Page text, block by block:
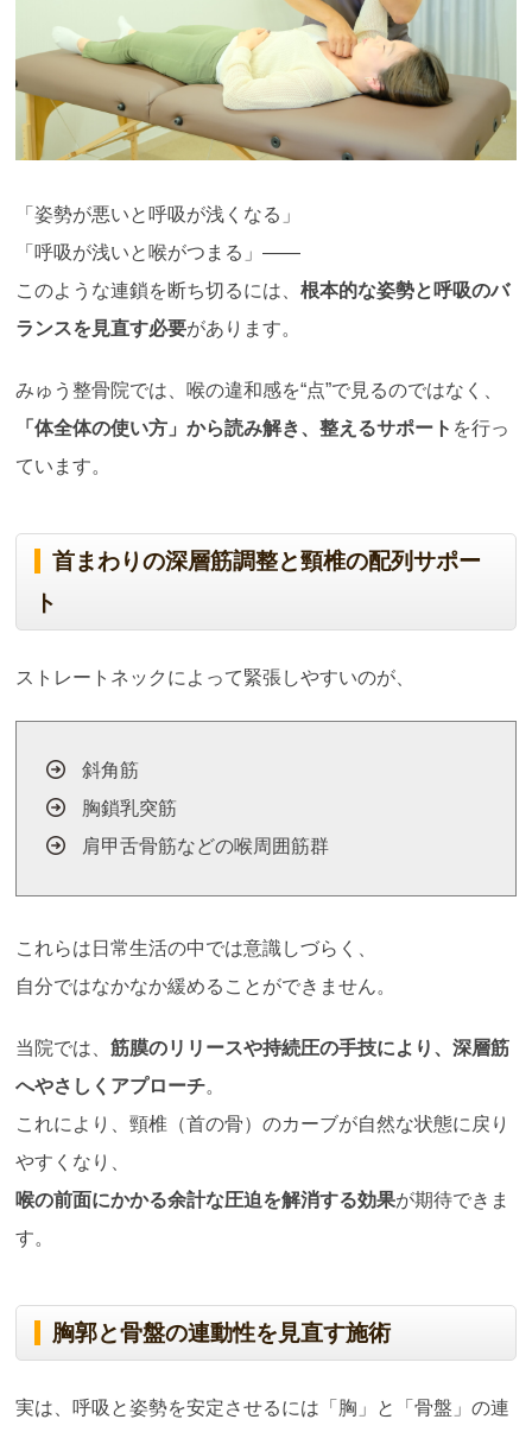
「姿勢が悪いと呼吸が浅くなる」
「呼吸が浅いと喉がつまる」——
このような連鎖を断ち切るには、根本的な姿勢と呼吸のバ
ランスを見直す必要があります。
みゅう整骨院では、喉の違和感を“点”で見るのではなく、
「体全体の使い方」から読み解き、整えるサポート を行っ
ています。
首まわりの深層筋調整と頸椎の配列サポー
ト
ストレートネックによって緊張しやすいのが、
斜角筋
胸鎖乳突筋
肩甲舌骨筋などの喉周囲筋群
これらは日常生活の中では意識しづらく、
自分ではなかなか緩めることができません。
当院では、筋膜のリリースや持続圧の手技により、深層筋
へやさしくアプローチ。
これにより、頸椎（首の骨）のカーブが自然な状態に戻り
やすくなり、
喉の前面にかかる余計な圧迫を解消する効果が期待できま
す。
胸郭と骨盤の連動性を見直す施術
実は、呼吸と姿勢を安定させるには「胸」と「骨盤」の連